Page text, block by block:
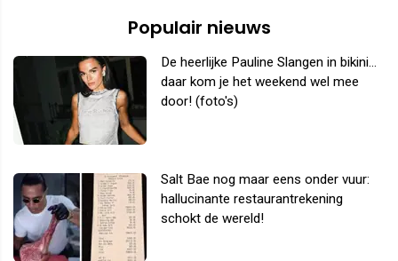
Populair nieuws
De heerlijke Pauline Slangen in bikini...
daar kom je het weekend wel mee
door! (foto's)
Salt Bae nog maar eens onder vuur:
hallucinante restaurantrekening
schokt de wereld!